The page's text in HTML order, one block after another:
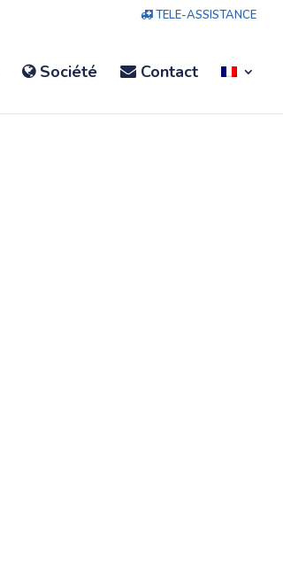
TELE-ASSISTANCE
Société Contact